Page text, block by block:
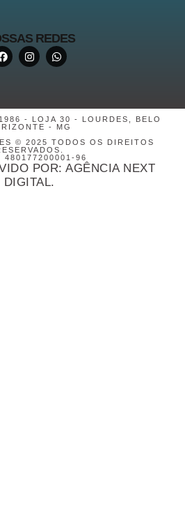
REDES
- LOJA 30 - LOURDES, BELO
- MG
© 2025 TODOS OS DIREITOS
480177200001-96
POR: AGÊNCIA NEXT
DIGITAL.